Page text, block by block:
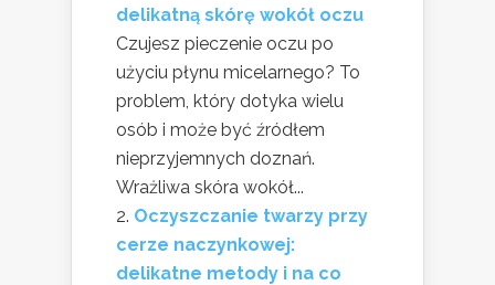
delikatną skórę wokół oczu
Czujesz pieczenie oczu po
użyciu płynu micelarnego? To
problem, który dotyka wielu
osób i może być źródłem
nieprzyjemnych doznań.
Wrażliwa skóra wokół...
Oczyszczanie twarzy przy
cerze naczynkowej:
delikatne metody i na co